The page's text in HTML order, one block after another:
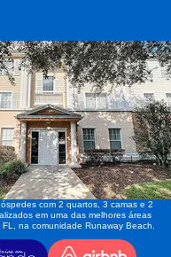
com 2 quartos, 3 camas e 2
em uma das melhores áreas
FL, na comunidade Runaway Beach.